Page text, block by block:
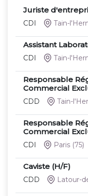
Juriste
CDI Tain-
Assistant
CDI Tain-
Responsable
Commercial
CDD Tain-
Responsable
Commercial
CDI Paris (75)
Caviste (H/F)
CDD Latour-